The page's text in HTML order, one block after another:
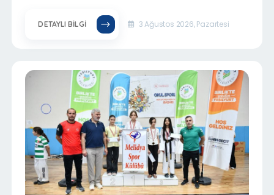
bilim ve teknolojiye ilgi duyan geleceğin bilim
adamlarıyla bir araya geldi.
DETAYLI BILGI 3 Ağustos 2026, Pazartesi